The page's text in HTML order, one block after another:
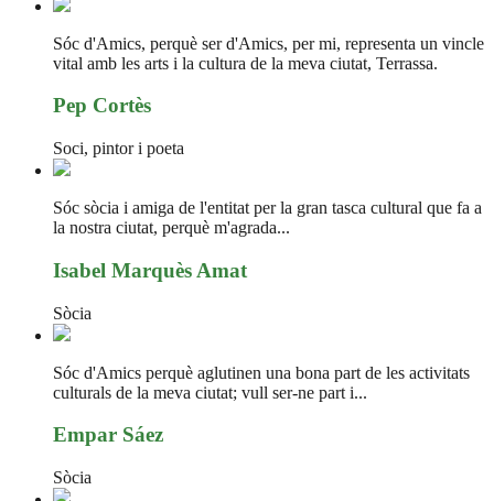
Sóc d'Amics, perquè ser d'Amics, per mi, representa un vincle
vital amb les arts i la cultura de la meva ciutat, Terrassa.
Pep Cortès
Soci, pintor i poeta
Sóc sòcia i amiga de l'entitat per la gran tasca cultural que fa a
la nostra ciutat, perquè m'agrada...
Isabel Marquès Amat
Sòcia
Sóc d'Amics perquè aglutinen una bona part de les activitats
culturals de la meva ciutat; vull ser-ne part i...
Empar Sáez
Sòcia